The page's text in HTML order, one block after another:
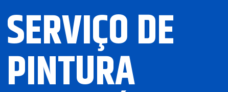
SERVIÇO DE
PINTURA